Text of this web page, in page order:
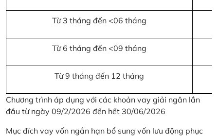
Từ 3 tháng đến <06 tháng
Từ 6 tháng đến <09 tháng
Từ 9 tháng đến 12 tháng
Chương trình áp dụng với các khoản vay giải ngân lần
đầu từ ngày 09/2/2026 đến hết 30/06/2026
Mục đích vay vốn ngắn hạn bổ sung vốn lưu động phục